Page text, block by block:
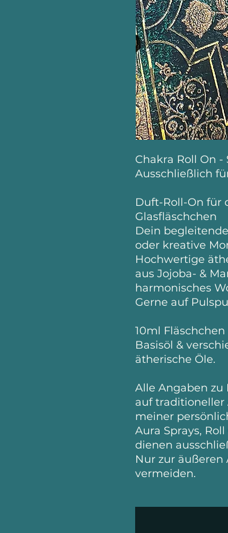
Chakra Roll On -
Ausschließlich
Duft-Roll-On für
Glasfläschchen
Dein
oder kreative
Hochwertige
aus Jojoba- &
harmonisches
Gerne auf
10ml Fläschchen
Basisöl &
ätherische Öle.
Alle Angaben
auf traditioneller
meiner
Aura Sprays,
dienen
Nur zur
vermeiden.